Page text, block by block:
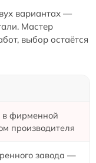
вариантах —
Мастер
выбор остаётся
в фирменной
производителя
завода —